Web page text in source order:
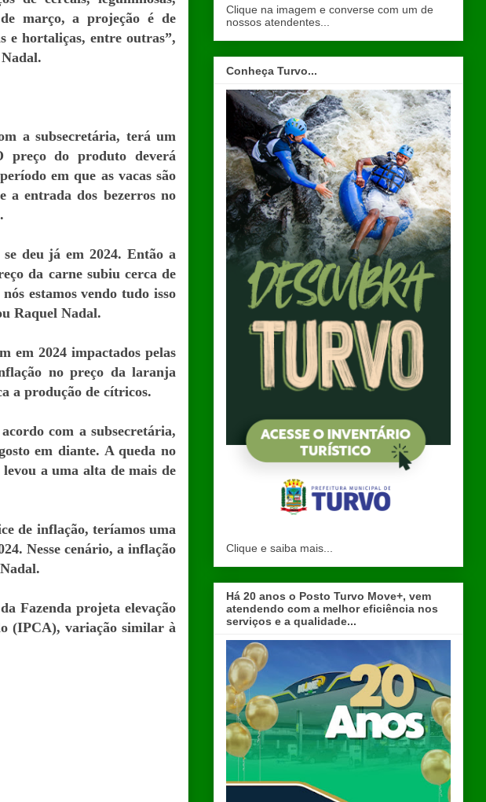
março, a projeção é de
e hortaliças, entre outras”,
a subsecretária, terá um
preço do produto deverá
em que as vacas são
a entrada dos bezerros no
deu já em 2024. Então a
da carne subiu cerca de
estamos vendo tudo isso
Raquel Nadal.
em 2024 impactados pelas
no preço da laranja
a produção de cítricos.
com a subsecretária,
em diante. A queda no
a uma alta de mais de
de inflação, teríamos uma
Nesse cenário, a inflação
Fazenda projeta elevação
(IPCA), variação similar à
Clique na imagem e converse com um de
nossos atendentes...
Conheça Turvo...
Clique e saiba mais...
Há 20 anos o Posto Turvo Move+, vem
atendendo com a melhor eficiência nos
serviços e a qualidade...